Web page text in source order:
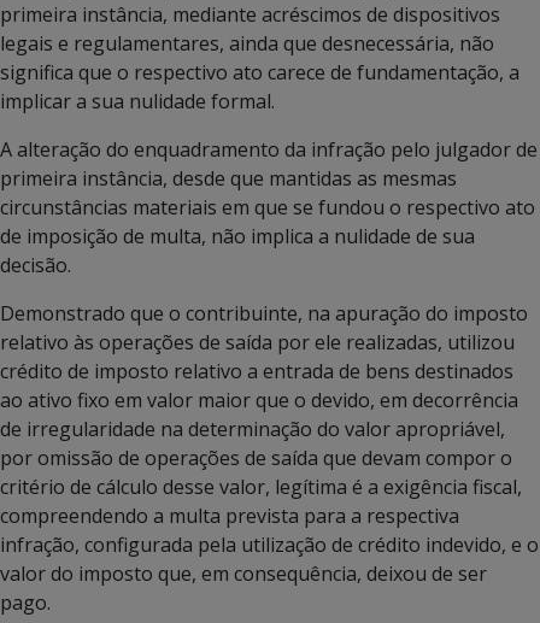
primeira instância, mediante acréscimos de dispositivos
legais e regulamentares, ainda que desnecessária, não
significa que o respectivo ato carece de fundamentação, a
implicar a sua nulidade formal.
A alteração do enquadramento da infração pelo julgador de
primeira instância, desde que mantidas as mesmas
circunstâncias materiais em que se fundou o respectivo ato
de imposição de multa, não implica a nulidade de sua
decisão.
Demonstrado que o contribuinte, na apuração do imposto
relativo às operações de saída por ele realizadas, utilizou
crédito de imposto relativo a entrada de bens destinados
ao ativo fixo em valor maior que o devido, em decorrência
de irregularidade na determinação do valor apropriável,
por omissão de operações de saída que devam compor o
critério de cálculo desse valor, legítima é a exigência fiscal,
compreendendo a multa prevista para a respectiva
infração, configurada pela utilização de crédito indevido, e o
valor do imposto que, em consequência, deixou de ser
pago.